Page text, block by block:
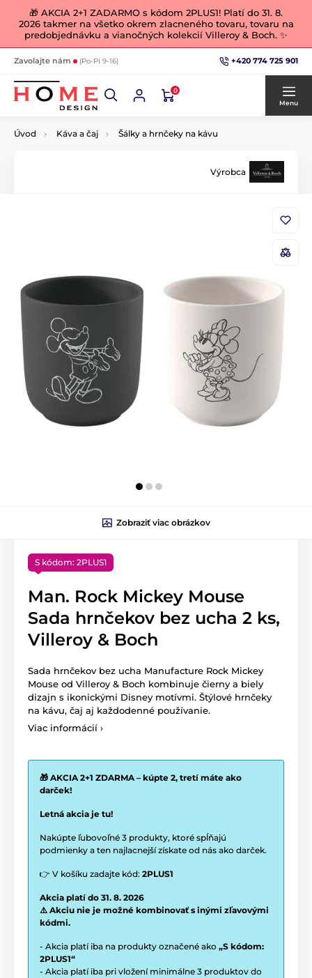
🎁 AKCIA 2+1 ZADARMO s kódom 2PLUS1! Platí do 31. 8.
2026 takmer na všetko okrem zlacneného tovaru, tovaru na
predobjednávku a vianočných kolekcií Villeroy & Boch. ✨
Zavolajte nám (Po-Pi 9-16) +420 774 725 901
0
Menu
Úvod Káva a čaj Šálky a hrnčeky na kávu
Výrobca
Zobraziť viac obrázkov
S kódom: 2PLUS1
Man. Rock Mickey Mouse
Sada hrnčekov bez ucha 2 ks,
Villeroy & Boch
Sada hrnčekov bez ucha Manufacture Rock Mickey
Mouse od Villeroy & Boch kombinuje čierny a biely
dizajn s ikonickými Disney motívmi. Štýlové hrnčeky
na kávu, čaj aj každodenné používanie.
Viac informácií ›
🎁 AKCIA 2+1 ZDARMA – kúpte 2, tretí máte ako
darček!
Letná akcia je tu!
Nakúpte ľubovoľné 3 produkty, ktoré spĺňajú
podmienky a ten najlacnejší získate od nás ako darček.
👉 V košíku zadajte kód: 2PLUS1
Akcia platí do 31. 8. 2026
⚠️ Akciu nie je možné kombinovať s inými zľavovými
kódmi.
- Akcia platí iba na produkty označené ako „S kódom:
2PLUS1“
- Akcia platí iba pri vložení minimálne 3 produktov do